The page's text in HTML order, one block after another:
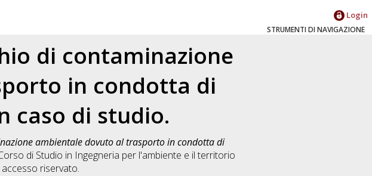
Login
STRUMENTI DI NAVIGAZIONE
di contaminazione
in condotta di
caso di studio.
ambientale dovuto al trasporto in condotta di
di Studio in Ingegneria per l'ambiente e il territorio
riservato.